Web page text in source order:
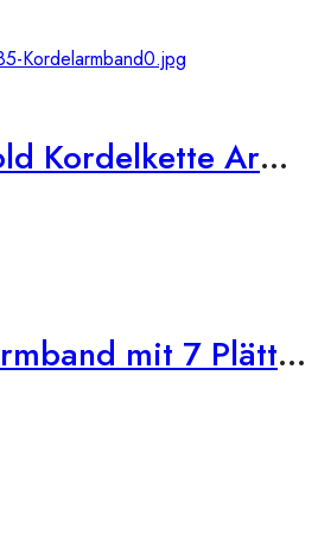
585er Gelbgold Kordelkette Armband
585er Gold Armband mit 7 Plättchen 19cm Armkette